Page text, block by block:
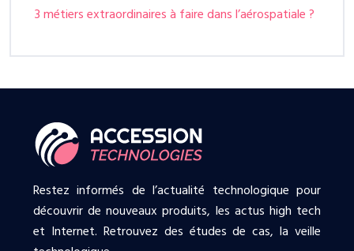
3 métiers extraordinaires à faire dans l’aérospatiale ?
Restez informés de l’actualité technologique pour
découvrir de nouveaux produits, les actus high tech
et Internet. Retrouvez des études de cas, la veille